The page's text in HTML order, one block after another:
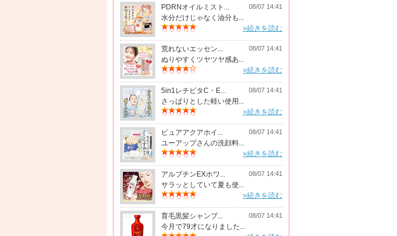
PDRNオイルミスト... 08/07 14:41
水分だけじゃなく油分も...
»続きを読む
荒れないエッセン... 08/07 14:41
ぬりやすくツヤツヤ感あ...
»続きを読む
5in1レチビタC・E... 08/07 14:41
さっぱりとした軽い使用...
»続きを読む
ピュアアクアホイ... 08/07 14:41
ユーアップさんの洗顔料...
»続きを読む
アルブチンEXホワ... 08/07 14:41
サラッとしていて夏も使...
»続きを読む
育毛黒髪シャンプ... 08/07 14:41
今月で79才になりました...